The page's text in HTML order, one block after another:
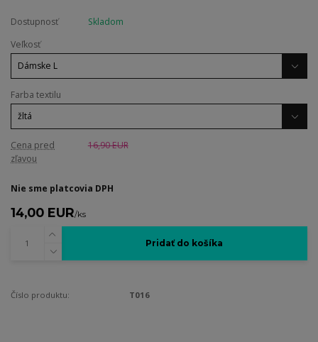
Dostupnosť
Skladom
Veľkosť
Farba textilu
Cena pred
zľavou
16,90 EUR
Nie sme platcovia DPH
14,00 EUR/ks
Pridať do košíka
Číslo produktu: T016